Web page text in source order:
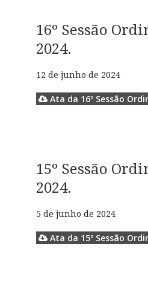
16º Sessão
2024.
12 de junho de 2024
Ata da 16º Sessão
15º Sessão
2024.
5 de junho de 2024
Ata da 15º Sessão